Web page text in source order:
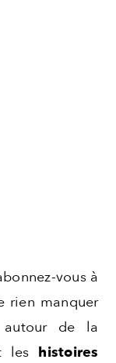
vous à
rien manquer
autour de la
les histoires